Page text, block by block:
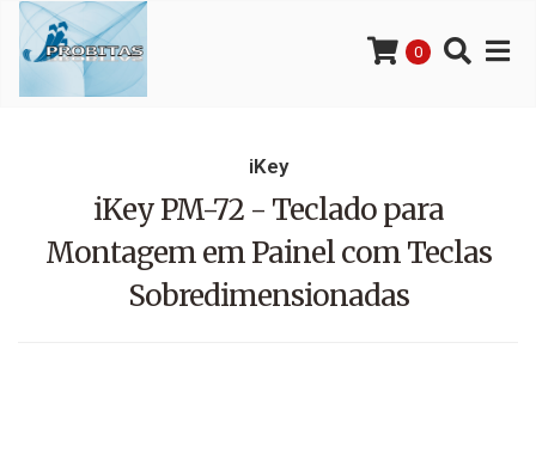
0
iKey
iKey PM-72 - Teclado para
Montagem em Painel com Teclas
Sobredimensionadas